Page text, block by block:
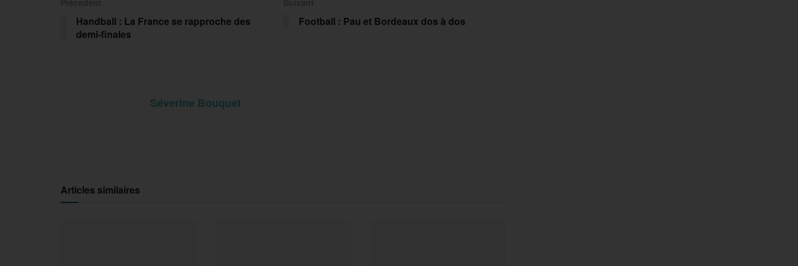
Handball : La France se rapproche des
demi-finales
Football : Pau et Bordeaux dos à dos
Séverine Bouquet
Articles similaires